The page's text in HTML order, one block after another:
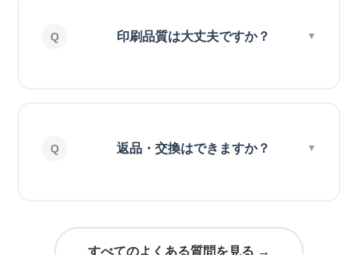
印刷品質は大丈夫ですか？
返品・交換はできますか？
すべてのよくある質問を見る →